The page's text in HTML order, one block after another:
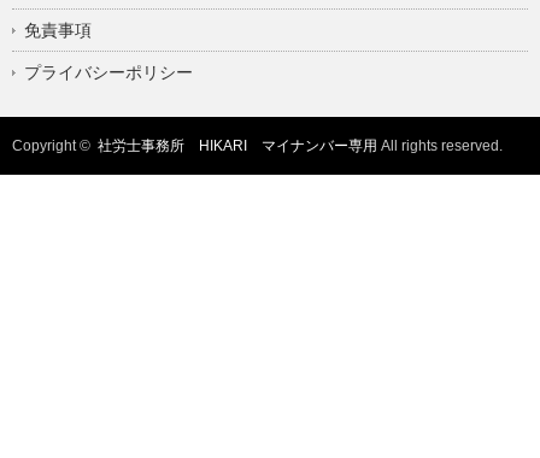
免責事項
プライバシーポリシー
Copyright © 社労士事務所 HIKARI マイナンバー専用 All rights reserved.